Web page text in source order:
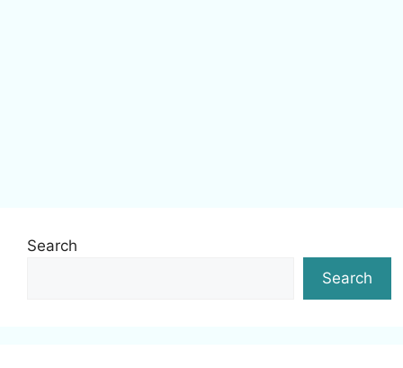
Search
Search